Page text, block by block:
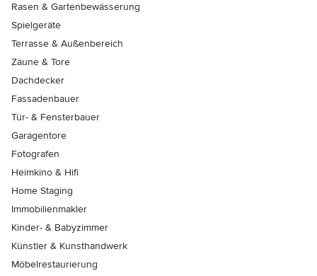
Rasen & Gartenbewässerung
Spielgeräte
Terrasse & Außenbereich
Zäune & Tore
Dachdecker
Fassadenbauer
Tür- & Fensterbauer
Garagentore
Fotografen
Heimkino & Hifi
Home Staging
Immobilienmakler
Kinder- & Babyzimmer
Künstler & Kunsthandwerk
Möbelrestaurierung